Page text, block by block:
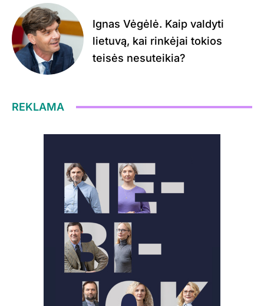
Ignas Vėgėlė. Kaip valdyti
lietuvą, kai rinkėjai tokios
teisės nesuteikia?
REKLAMA